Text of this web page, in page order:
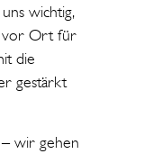
wichtig,
vor Ort für
die
gestärkt
wir gehen